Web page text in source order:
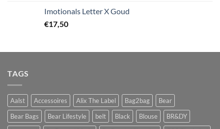
Imotionals Letter X Goud
€17,50
TAGS
Aalst Accessoires Alix The Label Bag2bag
Bear
Bear Bags
Bear Lifestyle belt Black Blouse
BR&DY